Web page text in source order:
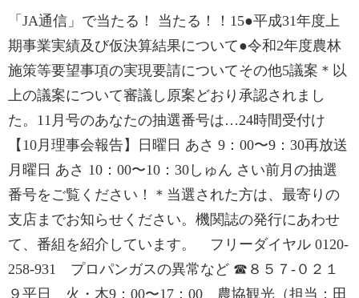
「JA通信」で当たる！ 当たる！！15●平成31年度上
期事業実績及び仮決算結果について●令和2年度農林
施策等要望事項の実現要請についてその他5議案＊以
上の議案について審議し原案どおり承認されまし
た。11月号のあなたの抽選番号は…24時間受付け
【10月理事会報告】日曜日 あさ 9：00〜9：30再放送
月曜日 あさ 10：00〜10：30しゅん さい前月の抽選
番号をご覧ください！＊当選された方は、最寄りの
支店までお知らせください。機関誌の発行にあわせ
て、番組を紹介しています。 フリーダイヤル 0120-
258-931 プロパンガスの異常など ☎８５７-０２１
９平日 火・木9：00〜17：00 農協観光（担当：田